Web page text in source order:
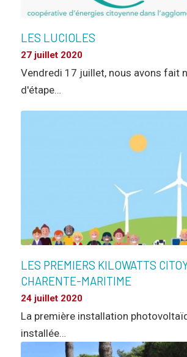
LES LUCIOLES
27 juillet 2020
Vendredi 17 juillet, nous avons fait
d'étape…
LES PREMIERS KILOWATTS
CHARENTE-MARITIME
24 juillet 2020
La première installation
installée…